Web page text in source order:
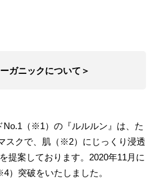
ガニックについて＞
（※1）の『ルルルン』は、た
スクで、肌（※2）にじっくり浸透
提案しております。2020年11月に
）突破をいたしました。